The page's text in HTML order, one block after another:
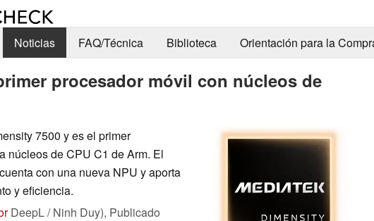
Noticias FAQ/Técnica Biblioteca Orientación para la
procesador móvil con núcleos de
7500 y es el primer
núcleos de CPU C1 de Arm. El
con una nueva NPU y aporta
y eficiencia.
DeepL / Ninh Duy), Publicado